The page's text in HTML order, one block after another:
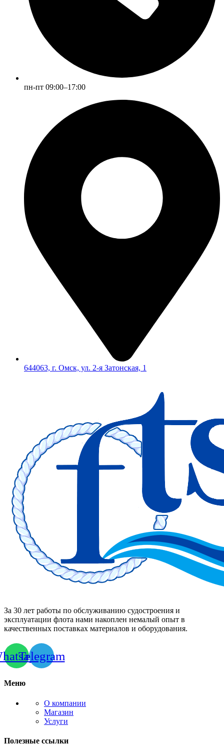
пн-пт 09:00–17:00
644063, г. Омск, ул. 2-я Затонская, 1
За 30 лет работы по обслуживанию судостроения и
эксплуатации флота нами накоплен немалый опыт в
качественных поставках материалов и оборудования.
Telegram
Меню
О компании
Магазин
Услуги
Полезные ссылки